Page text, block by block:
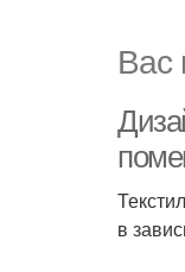
Вас
в